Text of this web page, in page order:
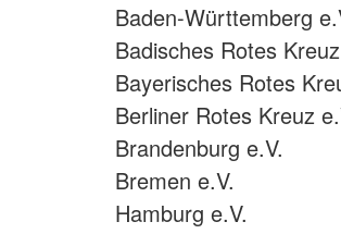
Baden-Württemberg
Badisches Rotes
Bayerisches Rotes
Berliner Rotes Kreuz
Brandenburg e.V.
Bremen e.V.
Hamburg e.V.